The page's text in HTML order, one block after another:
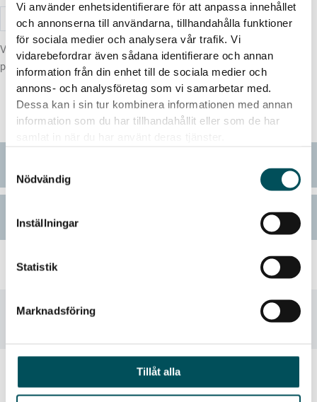
Vi använder enhetsidentifierare för att anpassa innehållet
och annonserna till användarna, tillhandahålla funktioner
för sociala medier och analysera vår trafik. Vi
vidarebefordrar även sådana identifierare och annan
information från din enhet till de sociala medier och
annons- och analysföretag som vi samarbetar med.
Dessa kan i sin tur kombinera informationen med annan
information som du har tillhandahållit eller som de har
Nödvändig
Inställningar
Statistik
Marknadsföring
Tillåt alla
Monterskåp
mängd
Lägg i offertkorg
Vill du ha en offert på den här produkten? Välj kulör och lägg
produkten i din offertkorg.
Beställ kostnadsfria färgprover
Dokument
Mobil elevförvaring